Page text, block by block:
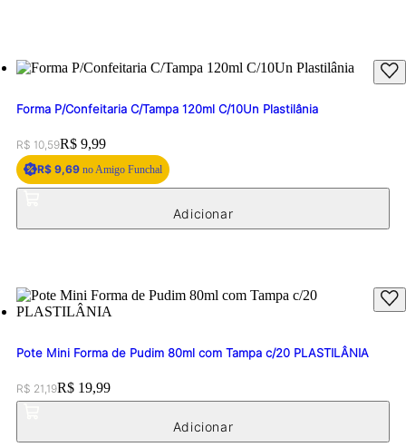
Forma P/Confeitaria C/Tampa 120ml C/10Un Plastilânia
Original price:
R$ 10,59Price:
R$ 9,99
R$ 9,69 no Amigo Funchal
Pote Mini Forma de Pudim 80ml com Tampa c/20 PLASTILÂNIA
Original price:
R$ 21,19Price:
R$ 19,99